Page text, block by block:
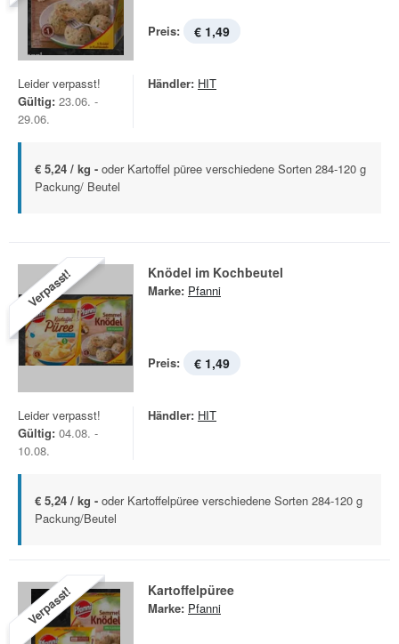
Preis: € 1,49
Leider verpasst!
Gültig: 23.06. -
29.06.
Händler: HIT
€ 5,24 / kg - oder Kartoffel püree verschiedene Sorten 284-120 g
Packung/ Beutel
Verpasst! Knödel im Kochbeutel
Marke: Pfanni
Preis: € 1,49
Leider verpasst!
Gültig: 04.08. -
10.08.
Händler: HIT
€ 5,24 / kg - oder Kartoffelpüree verschiedene Sorten 284-120 g
Packung/Beutel
Verpasst! Kartoffelpüree
Marke: Pfanni